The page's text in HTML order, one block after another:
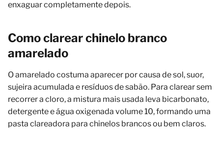
enxaguar completamente depois.
Como clarear chinelo branco
amarelado
O amarelado costuma aparecer por causa de sol, suor,
sujeira acumulada e resíduos de sabão. Para clarear sem
recorrer a cloro, a mistura mais usada leva bicarbonato,
detergente e água oxigenada volume 10, formando uma
pasta clareadora para chinelos brancos ou bem claros.